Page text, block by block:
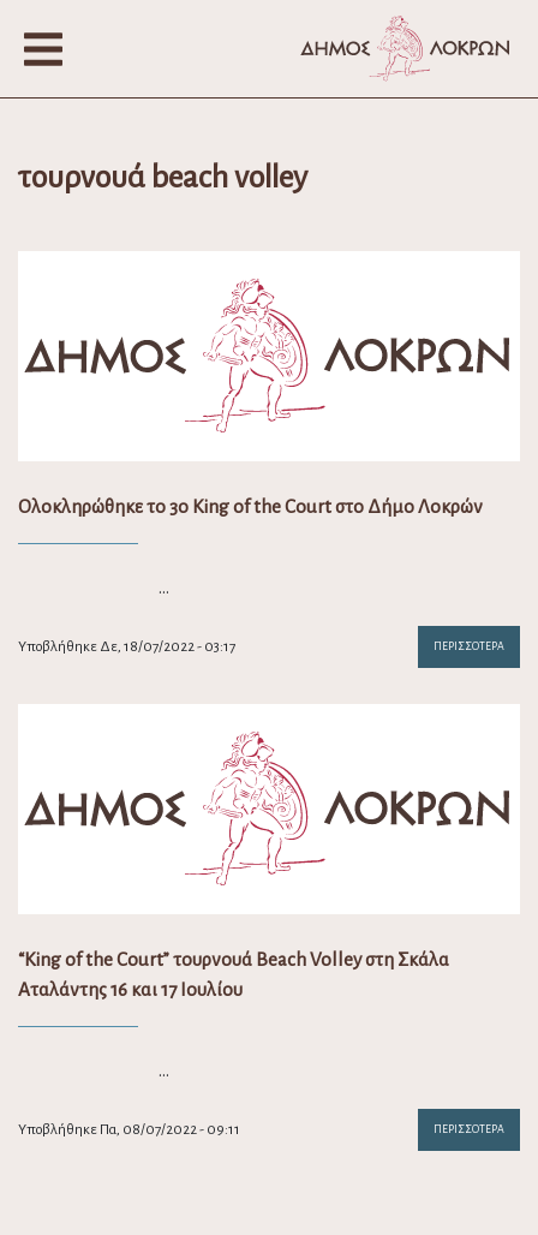
τουρνουά beach volley
Ολοκληρώθηκε το 3ο King of the Court στο Δήμο Λοκρών
…
Υποβλήθηκε Δε, 18/07/2022 - 03:17 ΠΕΡΙΣΣΌΤΕΡΑ
“King of the Court” τουρνουά Beach Volley στη Σκάλα
Αταλάντης 16 και 17 Ιουλίου
…
Υποβλήθηκε Πα, 08/07/2022 - 09:11 ΠΕΡΙΣΣΌΤΕΡΑ